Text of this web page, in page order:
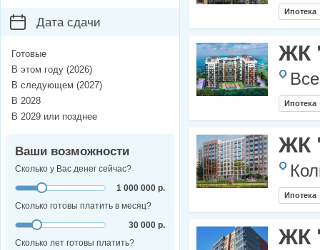
Ипотека
ЖК
Ипотека
ЖК
Ипотека
ЖК
Дата сдачи
Готовые
В этом году (2026)
В следующем (2027)
В 2028
В 2029 или позднее
Ваши возможности
Сколько у Вас денег сейчас?
1 000 000 р.
Сколько готовы платить в месяц?
30 000 р.
Сколько лет готовы платить?